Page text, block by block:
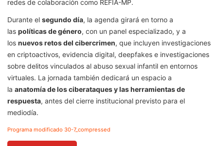
redes de colaboración como REFIA-MP.
Durante el segundo día, la agenda girará en torno a
las políticas de género, con un panel especializado, y a
los nuevos retos del cibercrimen, que incluyen investigaciones
en criptoactivos, evidencia digital, deepfakes e investigaciones
sobre delitos vinculados al abuso sexual infantil en entornos
virtuales. La jornada también dedicará un espacio a
la anatomía de los ciberataques y las herramientas de
respuesta, antes del cierre institucional previsto para el
mediodía.
Programa modificado 30-7_compressed